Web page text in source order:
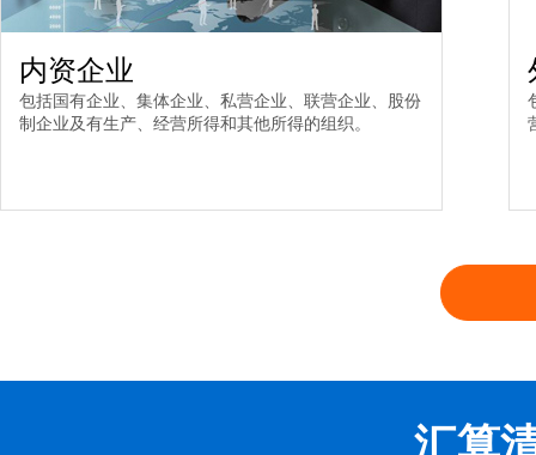
内资企业
包括国有企业、集体企业、私营企业、联营企业、股份
制企业及有生产、经营所得和其他所得的组织。
汇算